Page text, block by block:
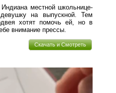
местной школьнице-
на выпускной. Тем
хотят помочь ей, но в
внимание прессы.
Скачать и Смотреть